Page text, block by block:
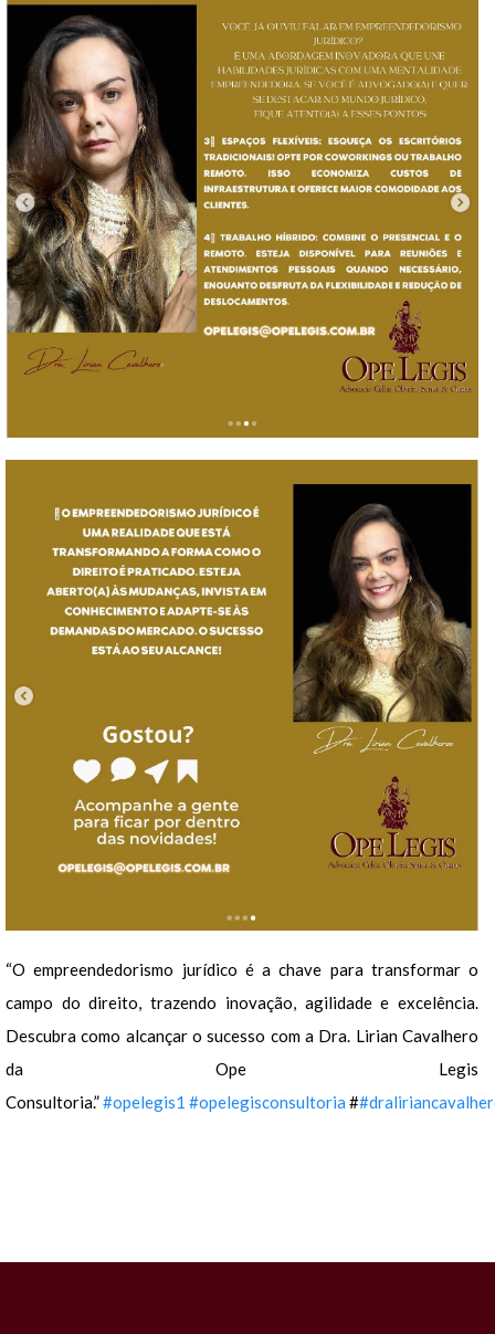
“O empreendedorismo jurídico é a chave para transformar o
campo do direito, trazendo inovação, agilidade e excelência.
Descubra como alcançar o sucesso com a Dra. Lirian Cavalhero
da Ope Legis
Consultoria.”#opelegis1 #opelegisconsultoria #